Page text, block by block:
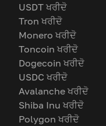
USDT ਖਰੀਦੋ
Tron ਖਰੀਦੋ
Monero ਖਰੀਦੋ
Toncoin ਖਰੀਦੋ
Dogecoin ਖਰੀਦੋ
USDC ਖਰੀਦੋ
Avalanche ਖਰੀਦੋ
Shiba Inu ਖਰੀਦੋ
Polygon ਖਰੀਦੋ